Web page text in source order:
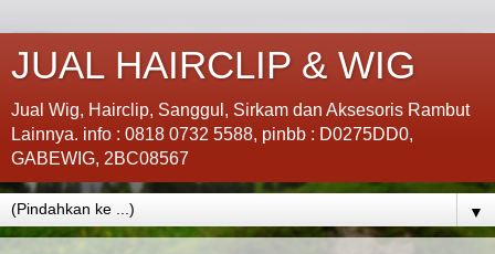
JUAL HAIRCLIP & WIG
Jual Wig, Hairclip, Sanggul, Sirkam dan Aksesoris Rambut
Lainnya. info : 0818 0732 5588, pinbb : D0275DD0,
GABEWIG, 2BC08567
▼